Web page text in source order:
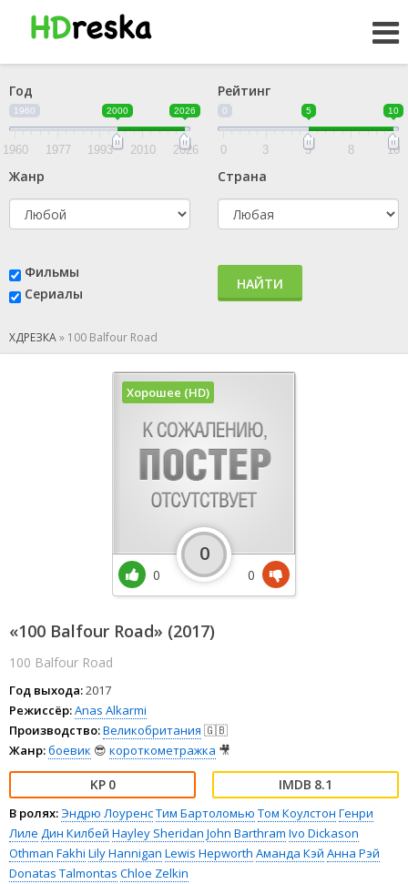
Год
1960 2000 2026
1960 1977 1993 2010 2026
Рейтинг
0 5 10
0 3 5 8 10
Жанр Страна
Фильмы
Сериалы
НАЙТИ
ХДРЕЗКА» 100 Balfour Road
«100 Balfour Road» (2017)
100 Balfour Road
Год выхода:2017
Режиссёр:Anas Alkarmi
Производство:Великобритания 🇬🇧
Жанр:боевик 😎 короткометражка 🎥
0 8.1
В ролях:Эндрю ЛоуренсТим Бартоломью Том Коулстон Генри
Лиле Дин Килбей Hayley Sheridan John Barthram Ivo Dickason
Othman Fakhi Lily Hannigan Lewis Hepworth Аманда Кэй Анна Рэй
Donatas Talmontas Chloe Zelkin
Хорошее (HD)
0
0
0